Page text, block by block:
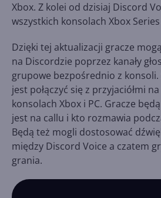
Xbox. Z kolei od dzisiaj Discord
wszystkich konsolach Xbox
Dzięki tej aktualizacji gracze
na Discordzie poprzez kanały
grupowe bezpośrednio z konsoli.
jest połączyć się z przyjaciółmi
konsolach Xbox i PC. Gracze
jest na callu i kto rozmawia
Będą też mogli dostosować
między Discord Voice a czatem
grania.